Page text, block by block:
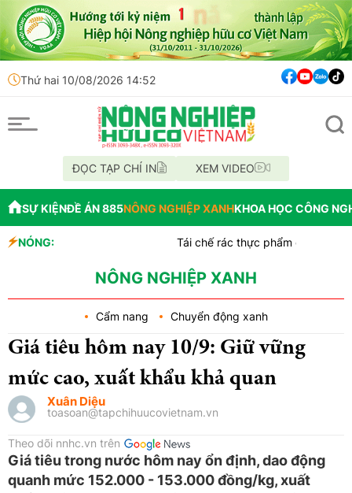
Thứ hai 10/08/2026 14:52
ĐỌC TẠP CHÍ IN XEM VIDEO
SỰ KIỆNĐỀ ÁN 885NÔNG NGHIỆP XANHKHOA HỌC CÔNG
NÓNG:
Tái chế rác thực phẩm có thể làm gia
Sức sống kỳ diệu của thực vật giữa
NÔNG NGHIỆP XANH
Cẩm nang Chuyển động xanh
Giá tiêu hôm nay 10/9: Giữ vững
mức cao, xuất khẩu khả quan
Xuân Diệu
toasoan@tapchihuucovietnam.vn
Theo dõi nnhc.vn trên
Giá tiêu trong nước hôm nay ổn định, dao động
quanh mức 152.000 - 153.000 đồng/kg, xuất